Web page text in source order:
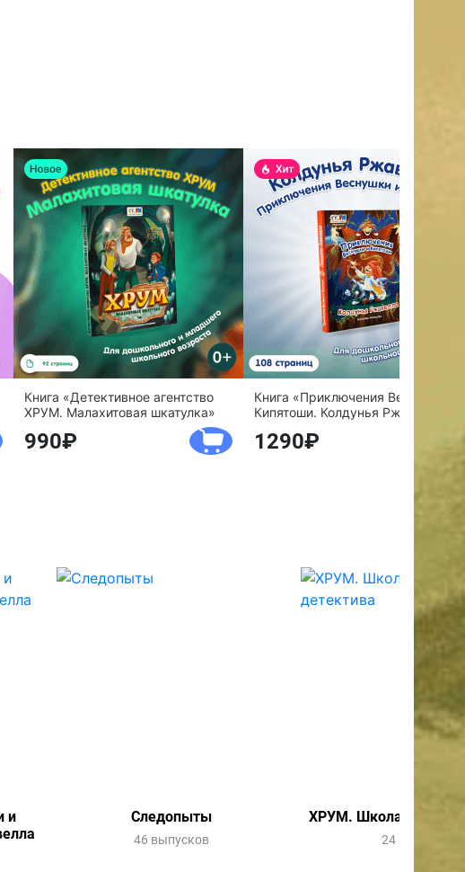
Книга «Детективное агентство
ХРУМ. Малахитовая шкатулка»
990
Книга «Приключения Веснушки и
Кипятоши. Колдунья Ржавелла»
1290
и
Следопыты
46 выпусков
ХРУМ. Школа юного
24 выпуска